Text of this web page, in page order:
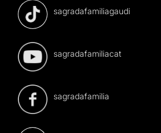
sagradafamiliagaudi
sagradafamiliacat
sagradafamilia